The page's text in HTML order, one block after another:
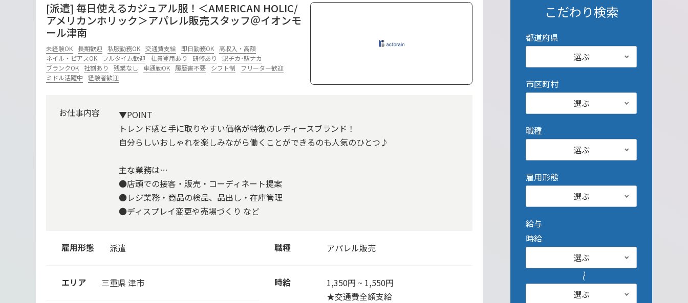
[派遣] 毎日使えるカジュアル服！＜AMERICAN HOLIC/
アメリカンホリック＞アパレル販売スタッフ＠イオンモ
ール津南
未経験OK 長期歓迎 私服勤務OK 交通費支給 即日勤務OK
高収入・高額
ネイル・ピアスOK
フルタイム歓迎 社員登用あり 研修あり
駅チカ･駅ナカ
ブランクOK
社割あり 残業なし 車通勤OK 履歴書不要 シフト制
フリーター歓迎
ミドル活躍中
経験者歓迎
お仕事内容
▼POINT
トレンド感と手に取りやすい価格が特徴のレディースブランド！
自分らしいおしゃれを楽しみながら働くことができるのも人気のひとつ♪
主な業務は…
●店頭での接客・販売・コーディネート提案
●レジ業務・商品の検品、品出し・在庫管理
●ディスプレイ変更や売場づくり など
雇用形態 派遣
エリア 三重県 津市
職種 アパレル販売
時給
1,350円 ~ 1,550円
★交通費全額支給
こだわり検索
都道府県
選ぶ
市区町村
選ぶ
職種
選ぶ
雇用形態
選ぶ
給与
時給
選ぶ
選ぶ